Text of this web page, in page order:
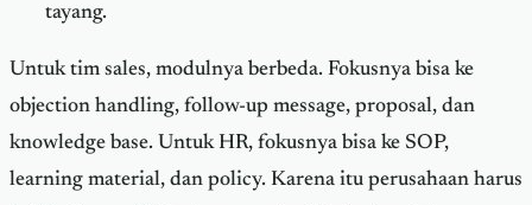
tayang.
Untuk tim sales, modulnya berbeda. Fokusnya bisa ke
objection handling, follow-up message, proposal, dan
knowledge base. Untuk HR, fokusnya bisa ke SOP,
learning material, dan policy. Karena itu perusahaan harus